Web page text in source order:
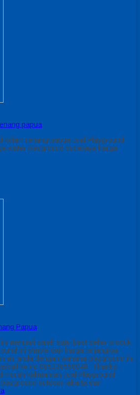
papua
kolam renang papua Jual Playground
water playground surabaya harga
Papua
menjadi salah satu best seller produk
ini simple dan harga terjangkau .
air anda dengan wahana playground ini.
call ke no 085230550048. Thanks
murah kalimantan Jual Playground
outdoor jakarta dan